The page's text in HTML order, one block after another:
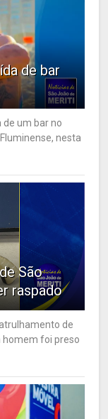
de bar
de um bar no
nesta
São
raspado
de
homem foi preso